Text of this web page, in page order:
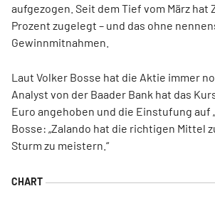
aufgezogen. Seit dem Tief vom März hat
Prozent zugelegt – und das ohne
Gewinnmitnahmen.
Laut Volker Bosse hat die Aktie immer
Analyst von der Baader Bank hat das
Euro angehoben und die Einstufung auf
Bosse: „Zalando hat die richtigen Mittel
Sturm zu meistern.“